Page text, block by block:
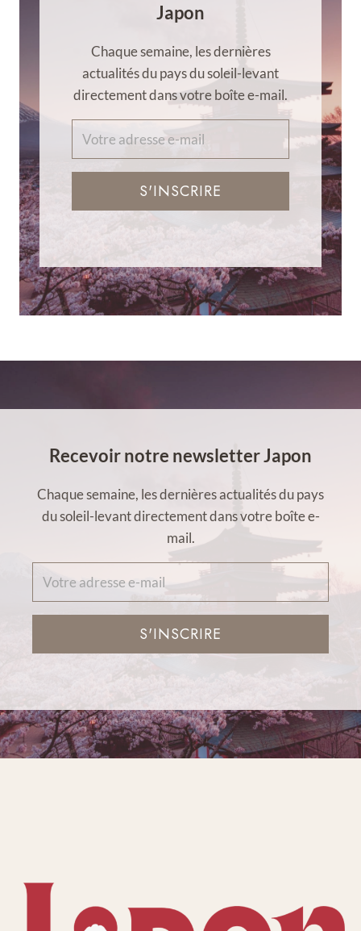
Japon
Chaque semaine, les dernières
actualités du pays du soleil-levant
directement dans votre boîte e-mail.
S'INSCRIRE
Recevoir notre newsletter Japon
Chaque semaine, les dernières actualités du pays
du soleil-levant directement dans votre boîte e-
mail.
S'INSCRIRE